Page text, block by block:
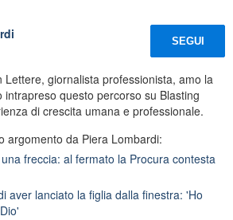
SEGUI
Lettere, giornalista professionista, amo la
intrapreso questo percorso su Blasting
di crescita umana e professionale.
argomento da Piera Lombardi:
freccia: al fermato la Procura contesta
aver lanciato la figlia dalla finestra: 'Ho